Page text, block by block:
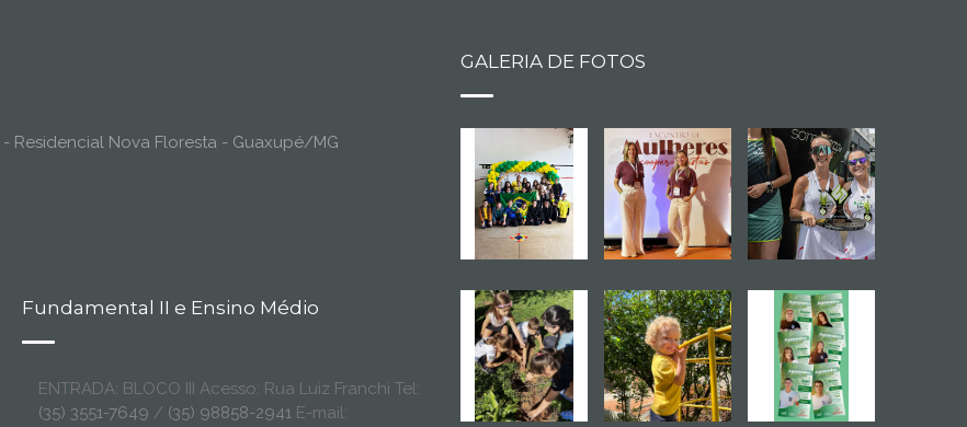
- Residencial Nova Floresta - Guaxupé/MG
Fundamental II e Ensino Médio
ENTRADA: BLOCO III Acesso: Rua Luiz Franchi Tel:
(35) 3551-7649 / (35) 98858-2941E-mail:
GALERIA DE FOTOS